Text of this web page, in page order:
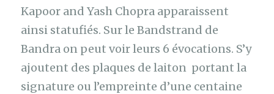
Kapoor and Yash Chopra apparaissent
ainsi statufiés. Sur le Bandstrand de
Bandra on peut voir leurs 6 évocations. S’y
ajoutent des plaques de laiton portant la
signature ou l’empreinte d’une centaine